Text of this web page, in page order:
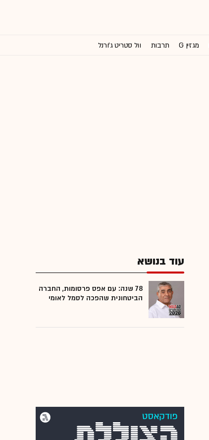
מגזין G תרבות וול סטריט ג'ורנל
עוד בנושא
78 שנה: עם אפס פרסומות, החברה
הביטחונית שהפכה לסמל לאומי